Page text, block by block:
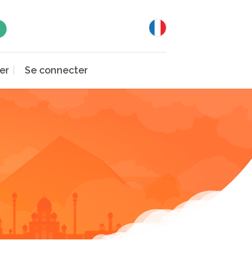
Se connecter